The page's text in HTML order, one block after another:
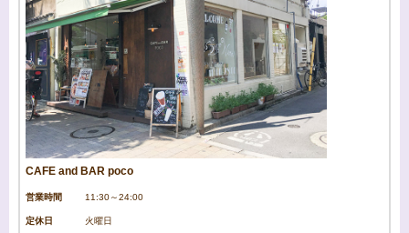
CAFE and BAR poco
営業時間 11:30～24:00
定休日 火曜日